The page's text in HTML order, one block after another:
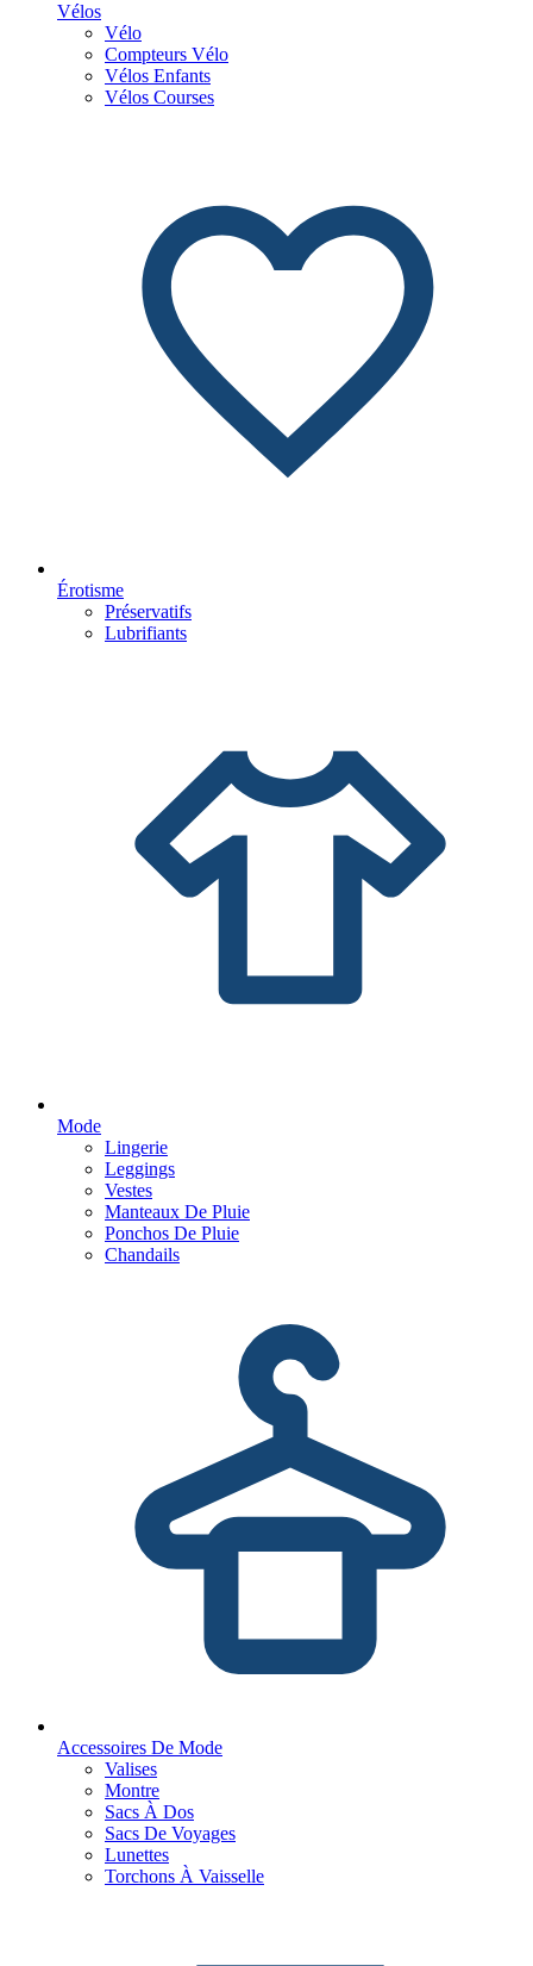
Vélos
Vélo
Compteurs Vélo
Vélos Enfants
Vélos Courses
Érotisme
Préservatifs
Lubrifiants
Mode
Lingerie
Leggings
Vestes
Manteaux De Pluie
Ponchos De Pluie
Chandails
Accessoires De Mode
Valises
Montre
Sacs À Dos
Sacs De Voyages
Lunettes
Torchons À Vaisselle